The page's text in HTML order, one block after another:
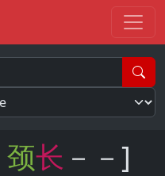
颈长 －－]